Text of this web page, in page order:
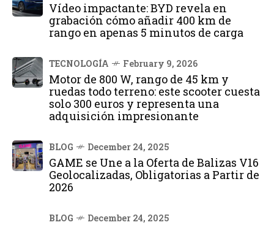
Vídeo impactante: BYD revela en
grabación cómo añadir 400 km de
rango en apenas 5 minutos de carga
TECNOLOGÍA February 9, 2026
Motor de 800 W, rango de 45 km y
ruedas todo terreno: este scooter cuesta
solo 300 euros y representa una
adquisición impresionante
BLOG December 24, 2025
GAME se Une a la Oferta de Balizas V16
Geolocalizadas, Obligatorias a Partir de
2026
BLOG December 24, 2025